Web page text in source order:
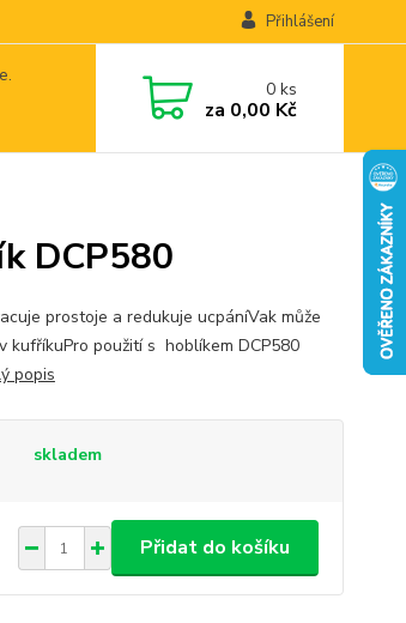
Přihlášení
0ks
za 0,00 Kč
DCP580
prostoje a redukuje ucpáníVak může
kufříkuPro použití s hoblíkem DCP580
popis
skladem
Přidat do košíku